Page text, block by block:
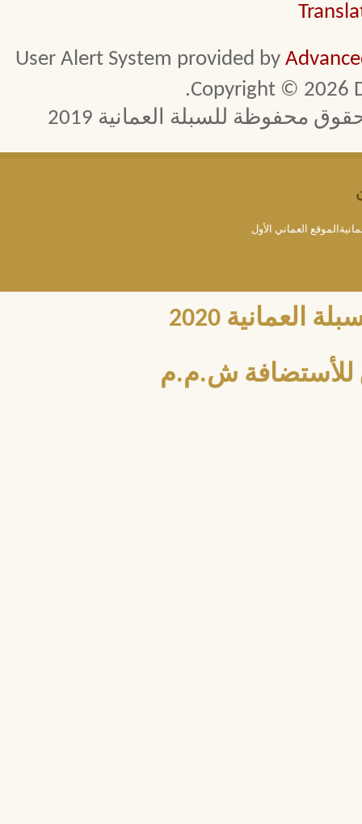
User Alert System provided by
Copyright © 2026
محفوظة للسبلة العمانية 2019
العماني الأول
2020
للأستضافة ش.م.م